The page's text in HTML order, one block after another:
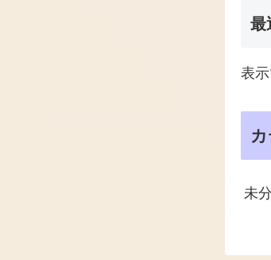
最
表
未